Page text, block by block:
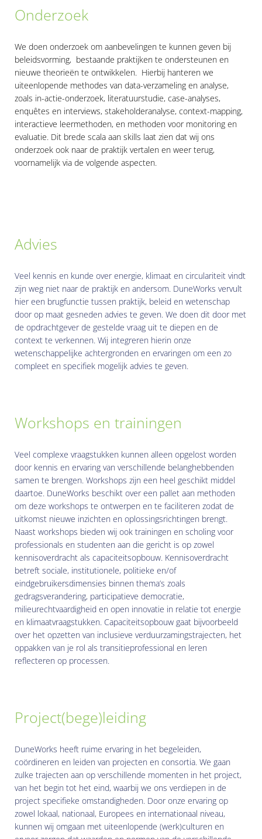
Onderzoek
We doen onderzoek om aanbevelingen te kunnen geven bij
beleidsvorming, bestaande praktijken te ondersteunen en
nieuwe theorieën te ontwikkelen. Hierbij hanteren we
uiteenlopende methodes van data-verzameling en analyse,
zoals in-actie-onderzoek, literatuurstudie, case-analyses,
enquêtes en interviews, stakeholderanalyse, context-mapping,
interactieve leermethoden, en methoden voor monitoring en
evaluatie. Dit brede scala aan skills laat zien dat wij ons
onderzoek ook naar de praktijk vertalen en weer terug,
voornamelijk via de volgende aspecten.
Advies
Veel kennis en kunde over energie, klimaat en circulariteit vindt
zijn weg niet naar de praktijk en andersom. DuneWorks vervult
hier een brugfunctie tussen praktijk, beleid en wetenschap
door op maat gesneden advies te geven. We doen dit door met
de opdrachtgever de gestelde vraag uit te diepen en de
context te verkennen. Wij integreren hierin onze
wetenschappelijke achtergronden en ervaringen om een zo
compleet en specifiek mogelijk advies te geven.
Workshops en trainingen
Veel complexe vraagstukken kunnen alleen opgelost worden
door kennis en ervaring van verschillende belanghebbenden
samen te brengen. Workshops zijn een heel geschikt middel
daartoe. DuneWorks beschikt over een pallet aan methoden
om deze workshops te ontwerpen en te faciliteren zodat de
uitkomst nieuwe inzichten en oplossingsrichtingen brengt.
Naast workshops bieden wij ook trainingen en scholing voor
professionals en studenten aan die gericht is op zowel
kennisoverdracht als capaciteitsopbouw. Kennisoverdracht
betreft sociale, institutionele, politieke en/of
eindgebruikersdimensies binnen thema’s zoals
gedragsverandering, participatieve democratie,
milieurechtvaardigheid en open innovatie in relatie tot energie
en klimaatvraagstukken. Capaciteitsopbouw gaat bijvoorbeeld
over het opzetten van inclusieve verduurzamingstrajecten, het
oppakken van je rol als transitieprofessional en leren
reflecteren op processen.
Project(bege)leiding
DuneWorks heeft ruime ervaring in het begeleiden,
coördineren en leiden van projecten en consortia. We gaan
zulke trajecten aan op verschillende momenten in het project,
van het begin tot het eind, waarbij we ons verdiepen in de
project specifieke omstandigheden. Door onze ervaring op
zowel lokaal, nationaal, Europees en internationaal niveau,
kunnen wij omgaan met uiteenlopende (werk)culturen en